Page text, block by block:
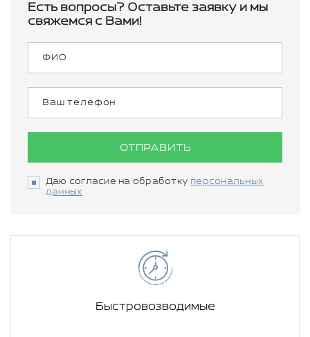
Есть вопросы? Оставьте заявку и мы
свяжемся с Вами!
ОТПРАВИТЬ
Даю согласие на обработку персональных
данных
Быстровозводимые